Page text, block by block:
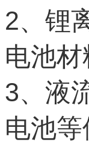
2、锂
电池材
3、液
电池